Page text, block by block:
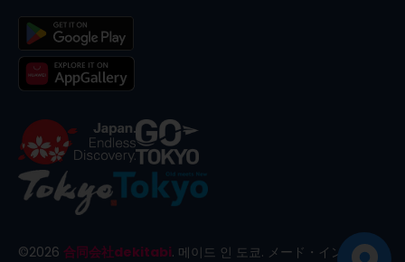
©2026 合同会社dekitabi. 메이드 인 도쿄. メード・イン・トー